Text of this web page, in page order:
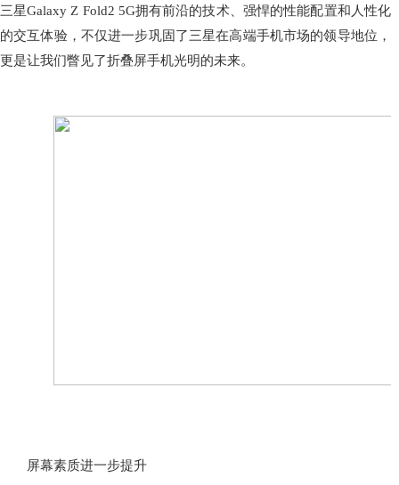
三星Galaxy Z Fold2 5G拥有前沿的技术、强悍的性能配置和人性化
的交互体验，不仅进一步巩固了三星在高端手机市场的领导地位，
更是让我们瞥见了折叠屏手机光明的未来。
屏幕素质进一步提升